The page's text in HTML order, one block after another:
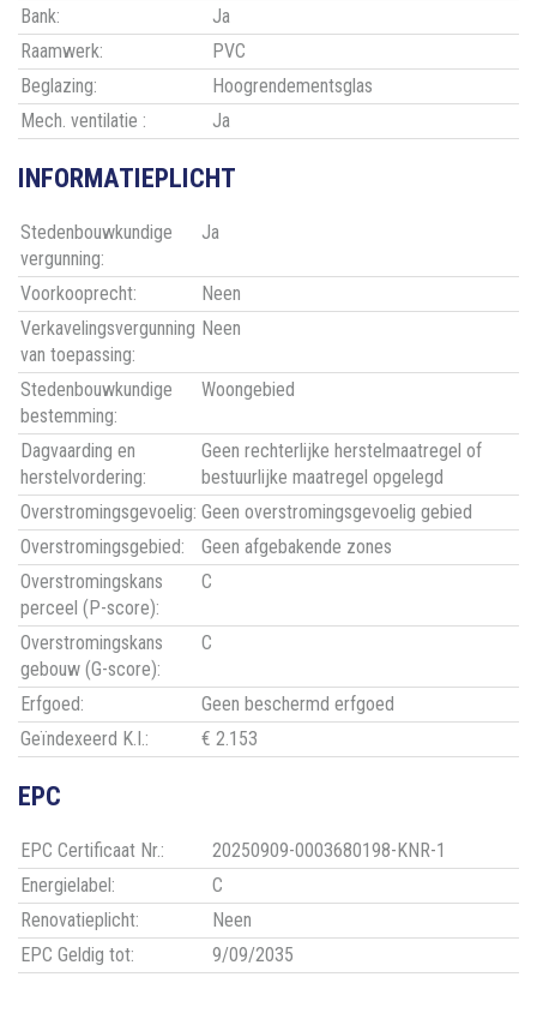
Bank:
Ja
Raamwerk:
PVC
Beglazing:
Hoogrendementsglas
Mech. ventilatie :
Ja
INFORMATIEPLICHT
Stedenbouwkundige
vergunning:
Ja
Voorkooprecht:
Neen
Verkavelingsvergunning
van toepassing:
Neen
Stedenbouwkundige
bestemming:
Woongebied
Dagvaarding en
herstelvordering:
Geen rechterlijke herstelmaatregel of
bestuurlijke maatregel opgelegd
Overstromingsgevoelig: Geen overstromingsgevoelig gebied
Overstromingsgebied:
Geen afgebakende zones
Overstromingskans
perceel (P-score):
C
Overstromingskans
gebouw (G-score):
C
Erfgoed:
Geen beschermd erfgoed
Geïndexeerd K.I.:
€ 2.153
EPC
EPC Certificaat Nr.:
20250909-0003680198-KNR-1
Energielabel:
C
Renovatieplicht:
Neen
EPC Geldig tot:
9/09/2035